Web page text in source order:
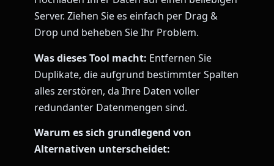
Server. Ziehen Sie es einfach per Drag &
Drop und beheben Sie Ihr Problem.
Was dieses Tool macht: Entfernen Sie
Duplikate, die aufgrund bestimmter Spalten
alles zerstören, da Ihre Daten voller
redundanter Datenmengen sind.
Warum es sich grundlegend von
Alternativen unterscheidet: